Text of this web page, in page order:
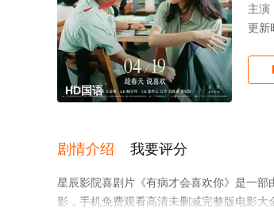
HD国语
主演
更新
剧情介绍 我要评分
星辰影院喜剧片《有病才会喜欢你》是一
影，手机免费观看高清未删减完整版电影大